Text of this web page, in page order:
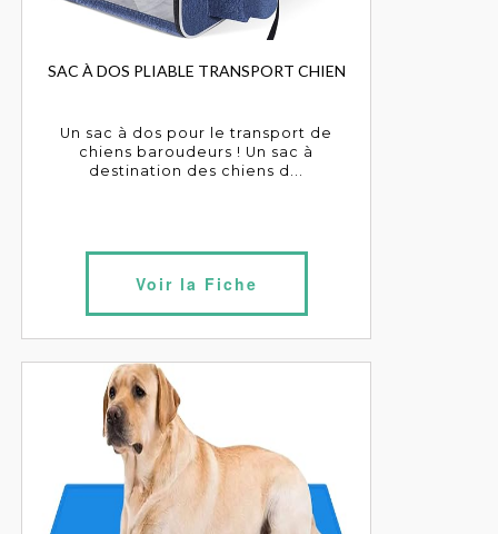
SAC À DOS PLIABLE TRANSPORT CHIEN
Un sac à dos pour le transport de
chiens baroudeurs ! Un sac à
destination des chiens d...
Voir la Fiche